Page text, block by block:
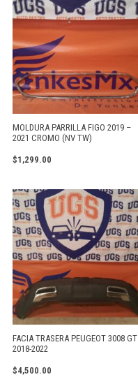
MOLDURA PARRILLA FIGO 2019 –
2021 CROMO (NV TW)
$1,299.00
FACIA TRASERA PEUGEOT 3008 GT
2018-2022
$4,500.00